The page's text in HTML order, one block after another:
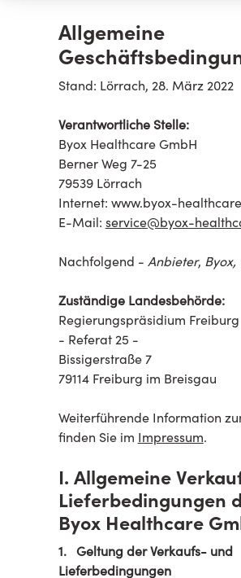
Allgemeine
Stand: Lörrach, 28. März 2022
Verantwortliche Stelle:
Byox Healthcare GmbH
Berner Weg 7-25
79539 Lörrach
Internet: www.byox-
E-Mail: service@byox-
Nachfolgend - Anbieter, Byox,
Zuständige Landesbehörde:
Regierungspräsidium Freiburg
- Referat 25 -
Bissigerstraße 7
79114 Freiburg im Breisgau
Weiterführende Information
finden Sie im Impressum.
I. Allgemeine
Lieferbedingungen
Byox Healthcare
1. Geltung der Verkaufs- und
Lieferbedingungen